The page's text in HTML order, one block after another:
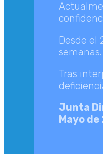
Desde
semanas.
Tras
Junta
Mayo